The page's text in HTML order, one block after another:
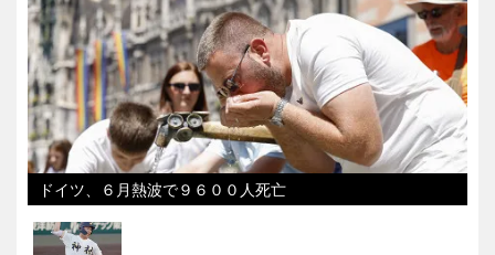
ドイツ、６月熱波で９６００人死亡